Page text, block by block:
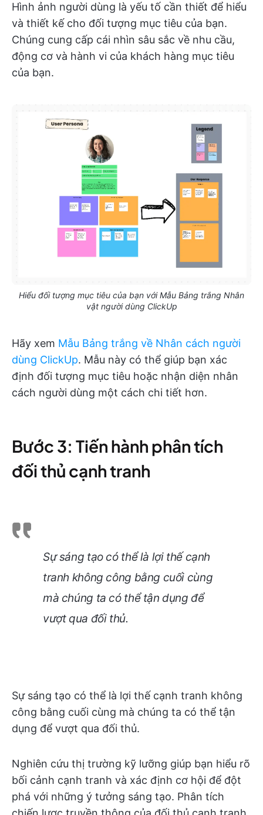
Hình ảnh người dùng là yếu tố cần thiết để hiểu
và thiết kế cho đối tượng mục tiêu của bạn.
Chúng cung cấp cái nhìn sâu sắc về nhu cầu,
động cơ và hành vi của khách hàng mục tiêu
của bạn.
Hiểu đối tượng mục tiêu của bạn với Mẫu Bảng trắng Nhân
vật người dùng ClickUp
Hãy xem Mẫu Bảng trắng về Nhân cách người
dùng ClickUp. Mẫu này có thể giúp bạn xác
định đối tượng mục tiêu hoặc nhận diện nhân
cách người dùng một cách chi tiết hơn.
Bước 3: Tiến hành phân tích
đối thủ cạnh tranh
Sự sáng tạo có thể là lợi thế cạnh
tranh không công bằng cuối cùng
mà chúng ta có thể tận dụng để
vượt qua đối thủ.
Sự sáng tạo có thể là lợi thế cạnh tranh không
công bằng cuối cùng mà chúng ta có thể tận
dụng để vượt qua đối thủ.
Nghiên cứu thị trường kỹ lưỡng giúp bạn hiểu rõ
bối cảnh cạnh tranh và xác định cơ hội để đột
phá với những ý tưởng sáng tạo. Phân tích